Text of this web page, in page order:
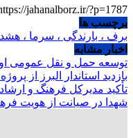
jahanalborz.ir/?p=1787
برچسب ها
برف ، بارندگی ، سرما ،
اخبار مشابه
توسعه حمل و نقل عمومی
بازدید استاندار البرز از
تأکید مدیرکل فرهنگ و
شهدا در صیانت از هویت